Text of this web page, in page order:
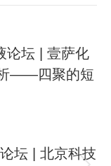
论坛 | 壹萨化
——四聚的短
坛 | 北京科技